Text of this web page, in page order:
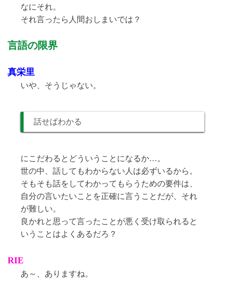
なにそれ。
それ言ったら人間おしまいでは？
言語の限界
真栄里
いや、そうじゃない。
話せばわかる
にこだわるとどういうことになるか…。
世の中、話してもわからない人は必ずいるから。
そもそも話をしてわかってもらうための要件は、
自分の言いたいことを正確に言うことだが、それ
が難しい。
良かれと思って言ったことが悪く受け取られると
いうことはよくあるだろ？
RIE
あ～、ありますね。